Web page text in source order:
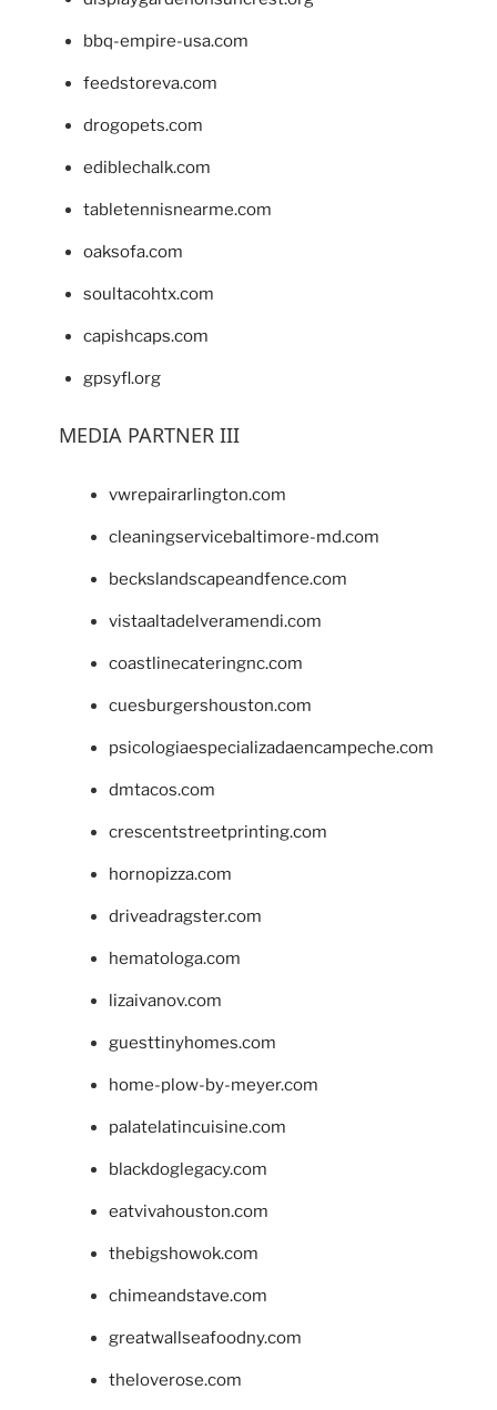
bbq-empire-usa.com
feedstoreva.com
drogopets.com
ediblechalk.com
tabletennisnearme.com
oaksofa.com
soultacohtx.com
capishcaps.com
gpsyfl.org
MEDIA PARTNER III
vwrepairarlington.com
cleaningservicebaltimore-md.com
beckslandscapeandfence.com
vistaaltadelveramendi.com
coastlinecateringnc.com
cuesburgershouston.com
psicologiaespecializadaencampeche.com
dmtacos.com
crescentstreetprinting.com
hornopizza.com
driveadragster.com
hematologa.com
lizaivanov.com
guesttinyhomes.com
home-plow-by-meyer.com
palatelatincuisine.com
blackdoglegacy.com
eatvivahouston.com
thebigshowok.com
chimeandstave.com
greatwallseafoodny.com
theloverose.com